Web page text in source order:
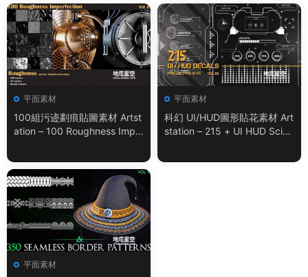
平面素材
100組污迹劃痕貼圖素材 Artst
ation – 100 Roughness Impe
平面素材
科幻 UI/HUD圖形貼花素材 Art
station – 215 + UI HUD SciFi
平面素材